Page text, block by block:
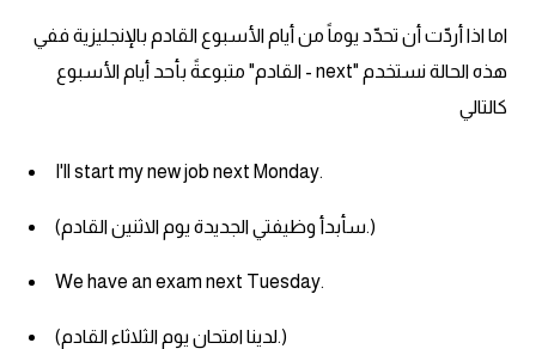
اما اذا أردّت أن تحدّد يوماً من أيام الأسبوع القادم بالإنجليزية ففي
هذه الحالة نستخدم "next - القادم" متبوعةً بأحد أيام الأسبوع
كالتالي
I'll start my new job next Monday.
(سأبدأ وظيفتي الجديدة يوم الاثنين القادم.)
We have an exam next Tuesday.
(لدينا امتحان يوم الثلاثاء القادم.)